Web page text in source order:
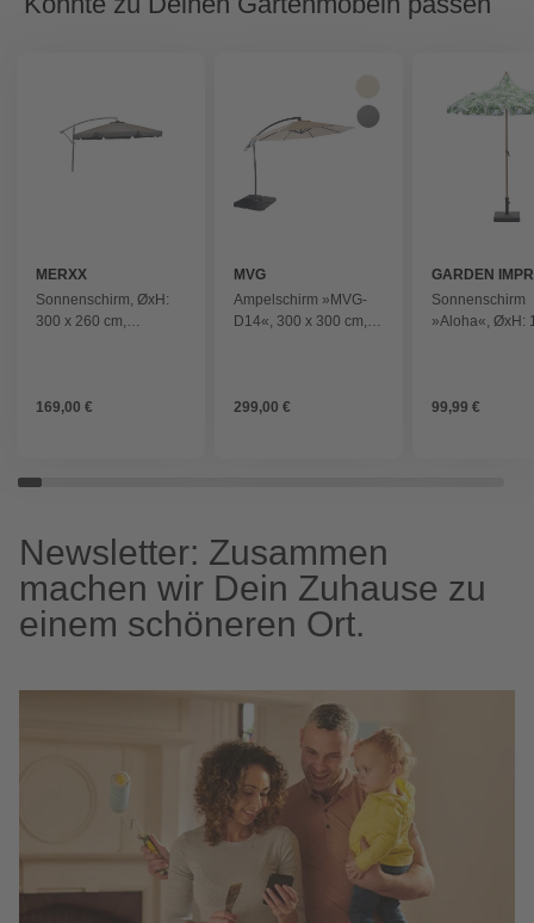
MERXX
Sonnenschirm, ØxH:
300 x 260 cm,
169,00 €
MVG
Ampelschirm »MVG-
D14«, 300 x 300 cm,
299,00 €
GARDEN
Sonnenschirm
»Aloha«, ØxH:
99,99 €
Newsletter: Zusammen
machen wir Dein Zuhause zu
einem schöneren Ort.